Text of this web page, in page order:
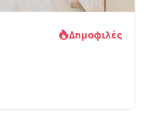
Δημοφιλές